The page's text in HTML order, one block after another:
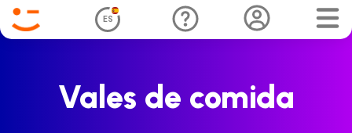
ES
Vales de comida